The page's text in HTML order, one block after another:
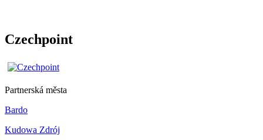
Czechpoint
Partnerská města
Bardo
Kudowa Zdrój